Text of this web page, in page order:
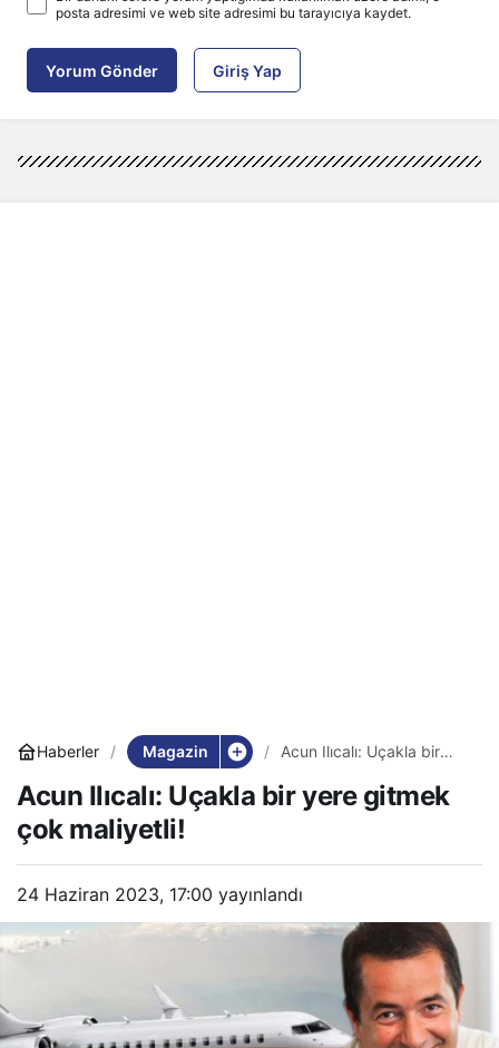
posta adresimi ve web site adresimi bu tarayıcıya kaydet.
Yorum Gönder Giriş Yap
Haberler Magazin
Acun Ilıcalı: Uçakla bir
Acun Ilıcalı: Uçakla bir yere gitmek
çok maliyetli!
24 Haziran 2023, 17:00 yayınlandı